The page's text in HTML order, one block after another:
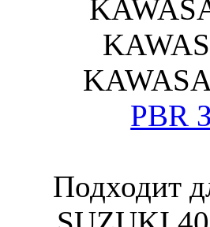
PBR
Подходит